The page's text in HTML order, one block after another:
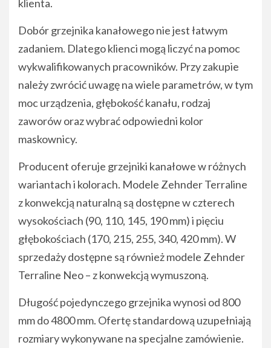
klienta.
Dobór grzejnika kanałowego nie jest łatwym
zadaniem. Dlatego klienci mogą liczyć na pomoc
wykwalifikowanych pracowników. Przy zakupie
należy zwrócić uwagę na wiele parametrów, w tym
moc urządzenia, głębokość kanału, rodzaj
zaworów oraz wybrać odpowiedni kolor
maskownicy.
Producent oferuje grzejniki kanałowe w różnych
wariantach i kolorach. Modele Zehnder Terraline
z konwekcją naturalną są dostępne w czterech
wysokościach (90, 110, 145, 190 mm) i pięciu
głębokościach (170, 215, 255, 340, 420 mm). W
sprzedaży dostępne są również modele Zehnder
Terraline Neo – z konwekcją wymuszoną.
Długość pojedynczego grzejnika wynosi od 800
mm do 4800 mm. Ofertę standardową uzupełniają
rozmiary wykonywane na specjalne zamówienie.